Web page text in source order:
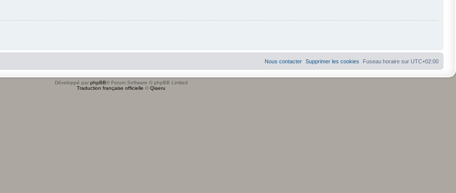
Fuseau horaire sur UTC+02:00
Supprimer les cookies
Nous contacter
Développé par phpBB® Forum Software © phpBB Limited
Traduction française officielle © Qiaeru